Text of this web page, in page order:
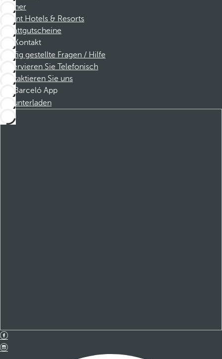
Partner
Dorint Hotels & Resorts
Rabattgutscheine
Kontakt
Häufig gestellte Fragen / Hilfe
Reservieren Sie Telefonisch
Kontaktieren Sie uns
Barceló App
Herunterladen